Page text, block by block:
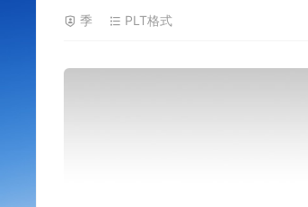
季 PLT格式